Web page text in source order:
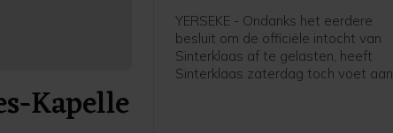
Kapelle
YERSEKE - Ondanks het eerdere
besluit om de officiële intocht van
Sinterklaas af te gelasten, heeft
Sinterklaas zaterdag toch voet aan